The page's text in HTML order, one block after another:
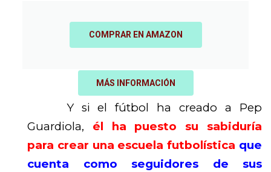
COMPRAR EN AMAZON
MÁS INFORMACIÓN
Y si el fútbol ha creado a Pep
Guardiola, él ha puesto su sabiduría
para crear una escuela futbolística que
cuenta como seguidores de sus